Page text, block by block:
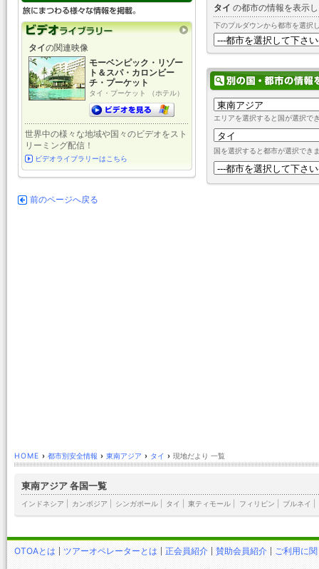
タイ の都市の情報を表示
下のプルダウンから都市を選択
エリアを選択すると国が選択で
国を選択すると都市が選択でき
タイの関連映像
モーベンピック・リゾー
ト＆スパ・カロンビー
チ・プーケット
タイ・プーケット （ホテル）
世界中の様々な地域や国々のビデオをスト
リーミング配信！
ビデオライブラリーはこちら
前のページへ戻る
HOME › 都市別安全情報 › 東南アジア › タイ › 現地だより 一覧
東南アジア 各国一覧
インドネシア カンボジア シンガポール タイ 東ティモール フィリピン ブルネイ
OTOAとは ツアーオペレーターとは 正会員紹介 賛助会員紹介 ご利用に